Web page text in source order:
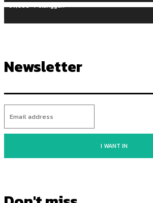
97,058 Pelanggan
Newsletter
I WANT IN